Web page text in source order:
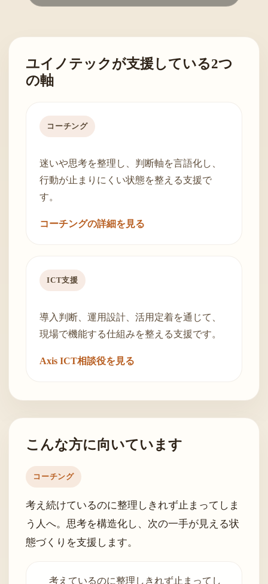
ユイノテックが支援している2つ
の軸
コーチング
迷いや思考を整理し、判断軸を言語化し、
行動が止まりにくい状態を整える支援で
す。
コーチングの詳細を見る
ICT支援
導入判断、運用設計、活用定着を通じて、
現場で機能する仕組みを整える支援です。
Axis ICT相談役を見る
こんな方に向いています
コーチング
考え続けているのに整理しきれず止まってしま
う人へ。思考を構造化し、次の一手が見える状
態づくりを支援します。
考えているのに整理しきれず止まってし